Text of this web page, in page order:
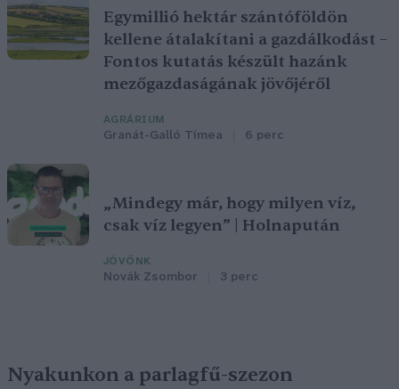
Egymillió hektár szántóföldön
kellene átalakítani a gazdálkodást –
Fontos kutatás készült hazánk
mezőgazdaságának jövőjéről
AGRÁRIUM
Granát-Galló Tímea 6 perc
„Mindegy már, hogy milyen víz,
csak víz legyen” | Holnapután
JÖVŐNK
Novák Zsombor 3 perc
Nyakunkon a parlagfű-szezon